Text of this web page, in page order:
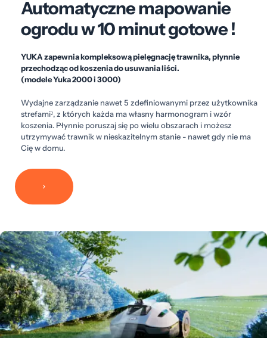
Automatyczne mapowanie
ogrodu w 10 minut gotowe !
YUKA zapewnia kompleksową pielęgnację trawnika, płynnie
przechodząc od koszenia do usuwania liści.
(modele Yuka 2000 i 3000)
Wydajne zarządzanie nawet 5 zdefiniowanymi przez użytkownika
strefami², z których każda ma własny harmonogram i wzór
koszenia. Płynnie poruszaj się po wielu obszarach i możesz
utrzymywać trawnik w nieskazitelnym stanie - nawet gdy nie ma
Cię w domu.